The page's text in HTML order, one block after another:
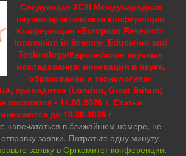
Следующая XCIII Международная
научно-практическая конференция
Конференция «European Research:
Innovation in Science, Education and
Technology/Европейские научные
исследования: инновации в науке,
образовании и технологиях»
проводится (London, Great Britain)
состоится - 11.08.2026 г. Статьи
до 10.08.2026 г.
напечататься в ближайшем номере, не
заявки. Потратьте одну минуту,
заявку в Оргкомитет конференции.